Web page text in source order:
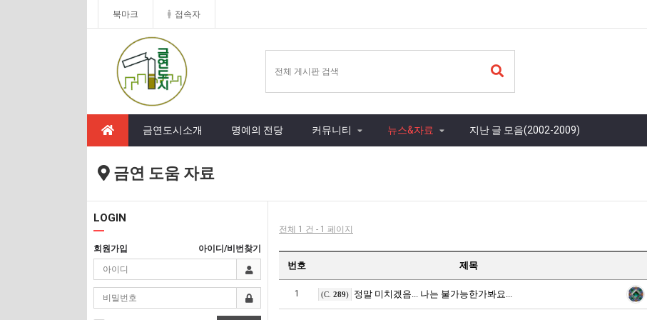
북마크 접속자
금연도시소개 명예의 전당 커뮤니티 뉴스&자료 지난 글 모음(2002-2009)
금연 도움 자료
LOGIN
회원가입 아이디/비번찾기
전체 1 건 - 1 페이지
번호 제목
1 (C. 289) 정말 미치겠음... 나는 불가능한가봐요...